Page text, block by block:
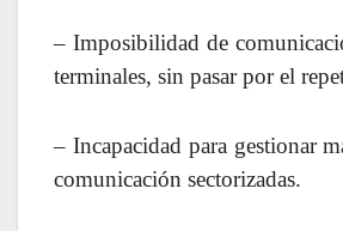
– Imposibilidad de
terminales, sin pasar por el
– Incapacidad para gestionar
comunicación sectorizadas.